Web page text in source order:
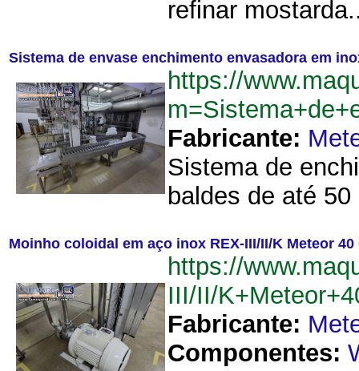
refinar
Sistema de envase enchimento envasadora em
https://
Fabricante:
Sistema de
baldes de até
Moinho coloidal em aço inox REX-III/II/K Meteor 40
https://
III/II/
Fabricante:
Componentes: